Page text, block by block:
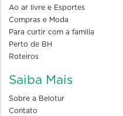
Ao ar livre e Esportes
Compras e Moda
Para curtir com a familia
Perto de BH
Roteiros
Saiba Mais
Sobre a Belotur
Contato